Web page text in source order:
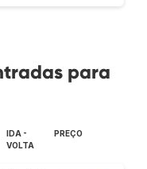
para
IDA -
VOLTA
PREÇO